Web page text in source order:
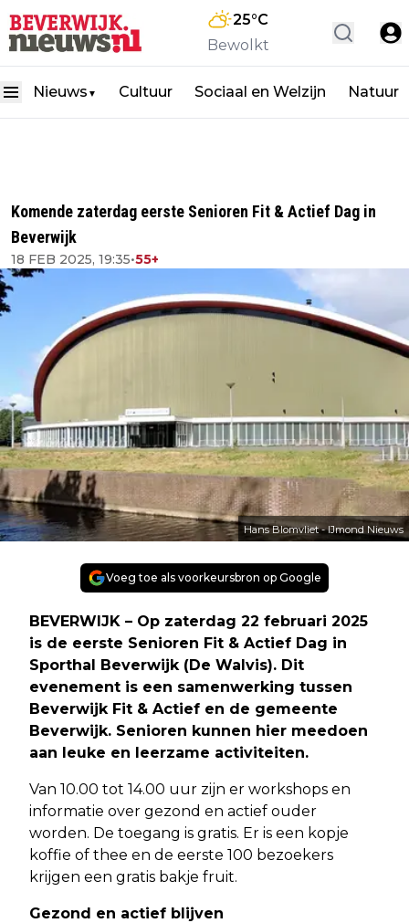
25°C
Bewolkt
Nieuws ▼ Cultuur Sociaal en Welzijn Natuur
Komende zaterdag eerste Senioren Fit & Actief Dag in
Beverwijk
18 FEB 2025, 19:35•55+
Hans Blomvliet - IJmond Nieuws
Voeg toe als voorkeursbron op Google
BEVERWIJK – Op zaterdag 22 februari 2025
is de eerste Senioren Fit & Actief Dag in
Sporthal Beverwijk (De Walvis). Dit
evenement is een samenwerking tussen
Beverwijk Fit & Actief en de gemeente
Beverwijk. Senioren kunnen hier meedoen
aan leuke en leerzame activiteiten.
Van 10.00 tot 14.00 uur zijn er workshops en
informatie over gezond en actief ouder
worden. De toegang is gratis. Er is een kopje
koffie of thee en de eerste 100 bezoekers
krijgen een gratis bakje fruit.
Gezond en actief blijven